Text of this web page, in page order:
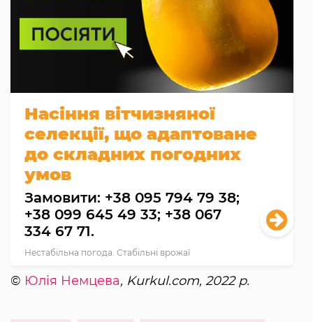
Насіння вітчизняної
селекції, що адаптоване
до складних погодних
умов
Замовити: +38 095 794 79 38;
+38 099 645 49 33; +38 067
334 67 71.
Нестабільна погода. Стабільні врожаї
© Юлія Немцева, Kurkul.com, 2022 р.